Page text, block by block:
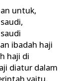
untuk,
,
ibadah haji
haji di
diatur dalam